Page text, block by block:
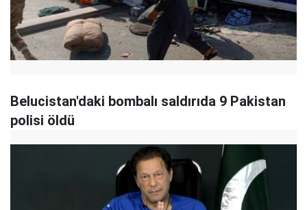
Belucistan'daki bombalı saldırıda 9 Pakistan
polisi öldü